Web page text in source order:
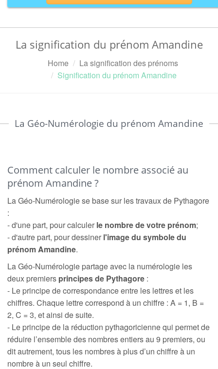
La signification du prénom Amandine
Home
La signification des prénoms
Signification du prénom Amandine
La Géo-Numérologie du prénom Amandine
Comment calculer le nombre associé au
prénom Amandine ?
La Géo-Numérologie se base sur les travaux de Pythagore
:
- d'une part, pour calculer le nombre de votre prénom;
- d'autre part, pour dessiner l'image du symbole du
prénom Amandine.
La Géo-Numérologie partage avec la numérologie les
deux premiers principes de Pythagore :
- Le principe de correspondance entre les lettres et les
chiffres. Chaque lettre correspond à un chiffre : A = 1, B =
2, C = 3, et ainsi de suite.
- Le principe de la réduction pythagoricienne qui permet de
réduire l’ensemble des nombres entiers au 9 premiers, ou
dit autrement, tous les nombres à plus d’un chiffre à un
nombre à un seul chiffre.